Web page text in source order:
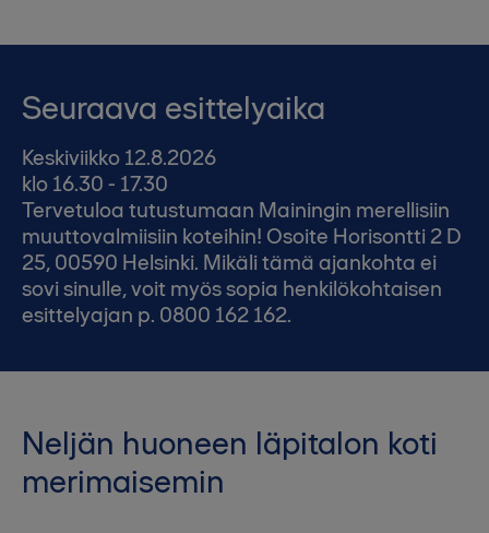
Seuraava esittelyaika
Keskiviikko 12.8.2026
klo 16.30 - 17.30
Tervetuloa tutustumaan Mainingin merellisiin
muuttovalmiisiin koteihin! Osoite Horisontti 2 D
25, 00590 Helsinki. Mikäli tämä ajankohta ei
sovi sinulle, voit myös sopia henkilökohtaisen
esittelyajan p. 0800 162 162.
Neljän huoneen läpitalon koti
merimaisemin